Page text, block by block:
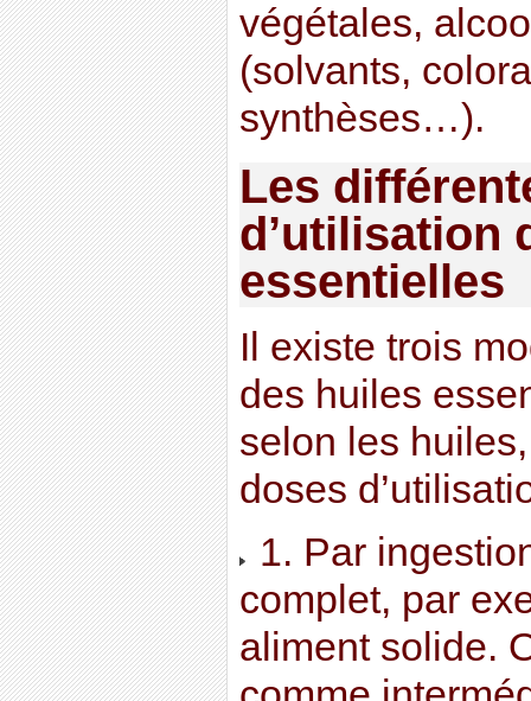
végétales,
(solvants,
synthèses…).
Les
d’utilisation
essentielles
Il existe trois
des huiles
selon les
doses
1. Par
complet, par
aliment solide.